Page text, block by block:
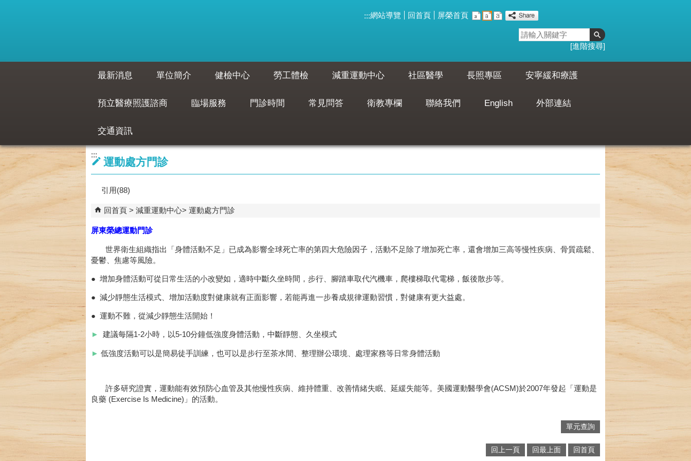
:::網站導覽 回首頁 屏榮首頁
進階搜尋
最新消息 單位簡介 健檢中心 勞工體檢 減重運動中心 社區醫學 長照專區 安寧緩和療護
預立醫療照護諮商 臨場服務 門診時間 常見問答 衛教專欄 聯絡我們 English 外部連結
交通資訊
:::
運動處方門診
引用(88)
回首頁 減重運動中心 運動處方門診
屏東榮總運動門診
世界衛生組織指出「身體活動不足」已成為影響全球死亡率的第四大危險因子，活動不足除了增加死亡率，還會增加三高等慢性疾病、骨質疏鬆、
憂鬱、焦慮等風險。
● 增加身體活動可從日常生活的小改變如，適時中斷久坐時間，步行、腳踏車取代汽機車，爬樓梯取代電梯，飯後散步等。
● 減少靜態生活模式、增加活動度對健康就有正面影響，若能再進一步養成規律運動習慣，對健康有更大益處。
● 運動不難，從減少靜態生活開始！
► 建議每隔1-2小時，以5-10分鐘低強度身體活動，中斷靜態、久坐模式
► 低強度活動可以是簡易徒手訓練，也可以是步行至茶水間、整理辦公環境、處理家務等日常身體活動
許多研究證實，運動能有效預防心血管及其他慢性疾病、維持體重、改善情緒失眠、延緩失能等。美國運動醫學會(ACSM)於2007年發起「運動是
良藥 (Exercise Is Medicine)」的活動。
單元查詢
回上一頁 回最上面 回首頁